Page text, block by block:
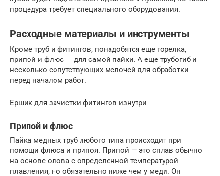
процедура требует специального оборудования.
Расходные материалы и инструменты
Кроме труб и фитингов, понадобятся еще горелка,
припой и флюс — для самой пайки. А еще трубогиб и
несколько сопутствующих мелочей для обработки
перед началом работ.
Ершик для зачистки фитингов изнутри
Припой и флюс
Пайка медных труб любого типа происходит при
помощи флюса и припоя. Припой — это сплав обычно
на основе олова с определенной температурой
плавления, но обязательно ниже чем у меди. Он